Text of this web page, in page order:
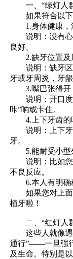
一、“绿灯人
如果符合以下
1.身体健康，
说明：没有心
良好。
2.缺牙位置及
说明：缺牙区
牙或牙周炎，牙
3.嘴巴张得开
说明：开口度
咔”响或卡住。
4.上下牙齿的
说明：上下牙
牙。
5.能耐受小型
说明：比如您
不良反应。
6.本人有明确
如果您对上面
植牙啦！
二、“红灯人
这些人就像遇
通行”——一旦强
及生命。特别是